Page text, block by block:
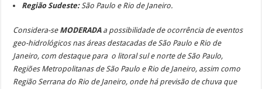
Região Sudeste: São Paulo e Rio de Janeiro.
Considera-seMODERADA a possibilidade de ocorrência de eventos
geo-hidrológicos nas áreas destacadas de São Paulo e Rio de
Janeiro, com destaque para o litoral sul e norte de São Paulo,
Regiões Metropolitanas de São Paulo e Rio de Janeiro, assim como
Região Serrana do Rio de Janeiro, onde háprevisão de chuva que